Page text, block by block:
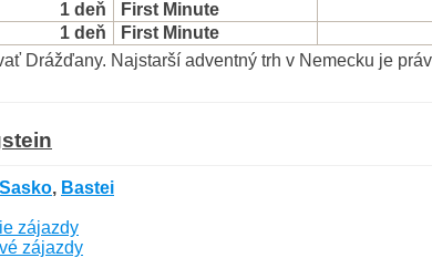
1 deň First Minute
1 deň First Minute
Drážďany. Najstarší adventný trh v Nemecku je
Sasko, Bastei
zájazdy
zájazdy